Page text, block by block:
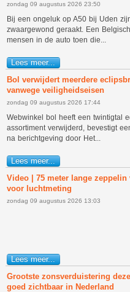
zondag 09 augustus 2026 23:50
Bij een ongeluk op A50 bij Uden
zwaargewond geraakt. Een
mensen in de auto toen die...
Lees meer...
Bol verwijdert meerdere
vanwege veiligheidseisen
zondag 09 augustus 2026 17:44
Webwinkel bol heeft een twintigtal
assortiment verwijderd, bevestigt
na berichtgeving door Het...
Lees meer...
Video | 75 meter lange
voor luchtmeting
zondag 09 augustus 2026 13:03
Lees meer...
Grootste zonsverduistering
goed zichtbaar in Nederland